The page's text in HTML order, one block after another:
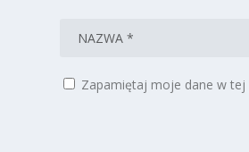
Zapamiętaj moje dane w tej